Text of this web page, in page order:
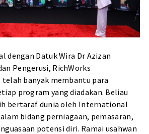
dengan Datuk Wira Dr Azizan
Pengerusi, RichWorks
telah banyak membantu para
program yang diadakan. Beliau
bertaraf dunia oleh International
bidang perniagaan, pemasaran,
potensi diri. Ramai usahwan